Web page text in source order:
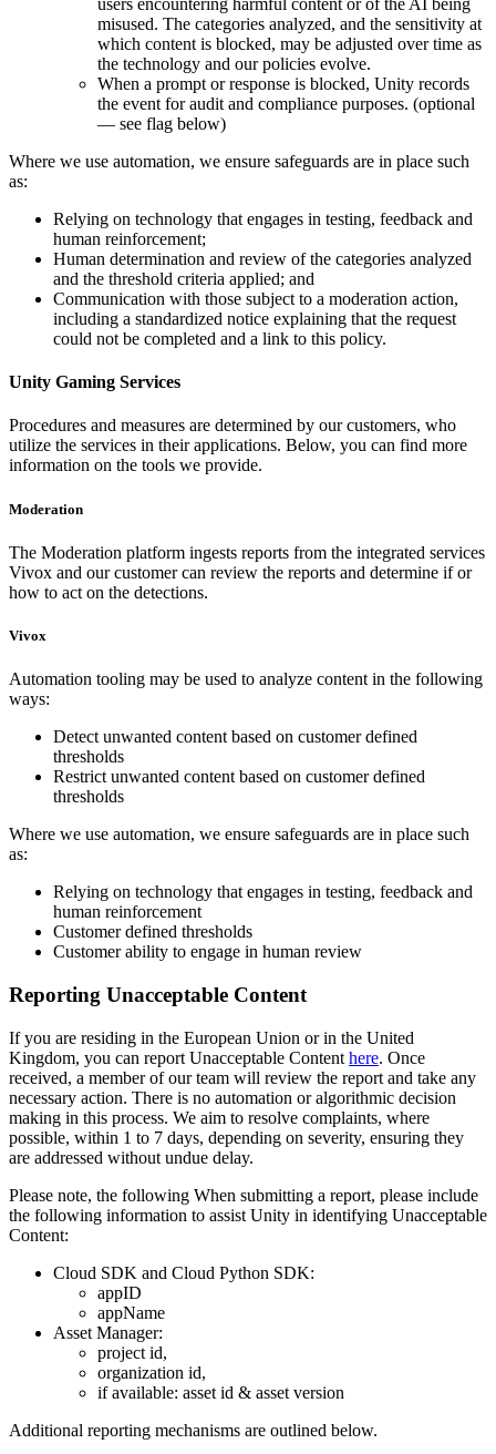
users encountering harmful content or of the AI being
misused. The categories analyzed, and the sensitivity at
which content is blocked, may be adjusted over time as
the technology and our policies evolve.
When a prompt or response is blocked, Unity records
the event for audit and compliance purposes. (optional
— see flag below)
Where we use automation, we ensure safeguards are in place such
as:
Relying on technology that engages in testing, feedback and
human reinforcement;
Human determination and review of the categories analyzed
and the threshold criteria applied; and
Communication with those subject to a moderation action,
including a standardized notice explaining that the request
could not be completed and a link to this policy.
Unity Gaming Services
Procedures and measures are determined by our customers, who
utilize the services in their applications. Below, you can find more
information on the tools we provide.
Moderation
The Moderation platform ingests reports from the integrated services
Vivox and our customer can review the reports and determine if or
how to act on the detections.
Vivox
Automation tooling may be used to analyze content in the following
ways:
Detect unwanted content based on customer defined
thresholds
Restrict unwanted content based on customer defined
thresholds
Where we use automation, we ensure safeguards are in place such
as:
Relying on technology that engages in testing, feedback and
human reinforcement
Customer defined thresholds
Customer ability to engage in human review
Reporting Unacceptable Content
If you are residing in the European Union or in the United
Kingdom, you can report Unacceptable Content here. Once
received, a member of our team will review the report and take any
necessary action. There is no automation or algorithmic decision
making in this process. We aim to resolve complaints, where
possible, within 1 to 7 days, depending on severity, ensuring they
are addressed without undue delay.
Please note, the following When submitting a report, please include
the following information to assist Unity in identifying Unacceptable
Content:
Cloud SDK and Cloud Python SDK:
appID
appName
Asset Manager:
project id,
organization id,
if available: asset id & asset version
Additional reporting mechanisms are outlined below.